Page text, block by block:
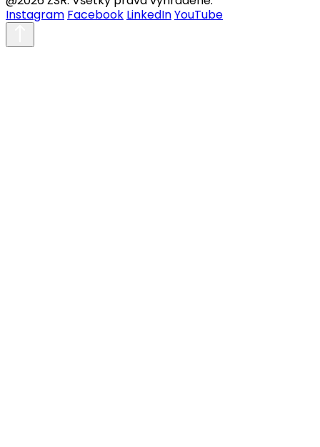
Instagram Facebook LinkedInYouTube